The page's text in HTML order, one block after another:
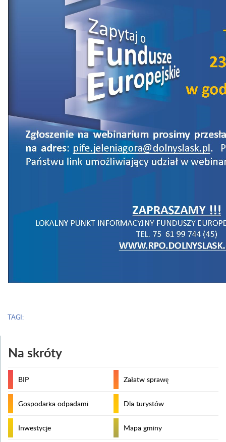
TAGI:
Na skróty
BIP Załatw sprawę
Gospodarka odpadami Dla turystów
Inwestycje Mapa gminy